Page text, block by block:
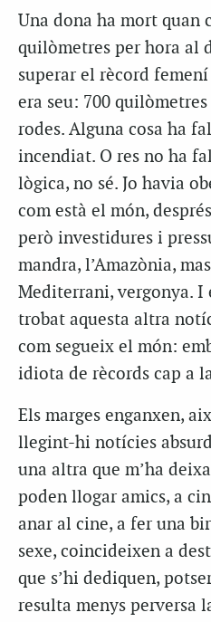
Una dona ha mort quan
quilòmetres per hora al
superar el rècord
era seu: 700
rodes. Alguna cosa ha
incendiat. O res no ha
lògica, no sé. Jo havia
com està el món,
però investidures i
mandra, l’Amazònia,
Mediterrani, vergonya. I
trobat aquesta altra
com segueix el món:
idiota de rècords cap a
Els marges enganxen,
llegint-hi notícies
una altra que m’ha
poden llogar amics, a
anar al cine, a fer una
sexe, coincideixen a
que s’hi dediquen,
resulta menys perversa